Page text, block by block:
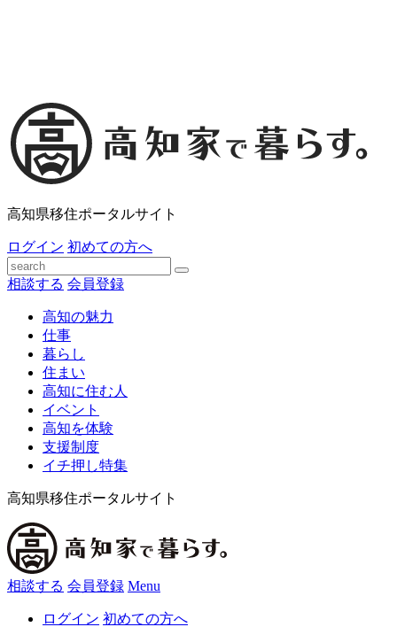
高知県移住ポータルサイト
ログイン 初めての方へ
相談する 会員登録
高知の魅力
仕事
暮らし
住まい
高知に住む人
イベント
高知を体験
支援制度
イチ押し特集
高知県移住ポータルサイト
相談する 会員登録 Menu
ログイン 初めての方へ